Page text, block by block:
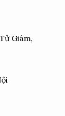
Giám,